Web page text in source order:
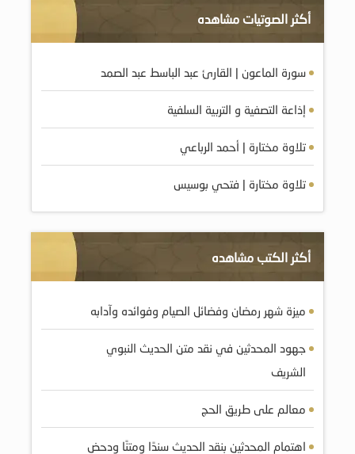
أكثر الصوتيات مشاهده
سورة الماعون | القارئ عبد الباسط عبد الصمد
إذاعة التصفية و التربية السلفية
تلاوة مختارة | أحمد الرباعي
تلاوة مختارة | فتحي بوسيس
أكثر الكتب مشاهده
ميزة شهر رمضان وفضائل الصيام وفوائده وآدابه
جهود المحدثين في نقد متن الحديث النبوي
الشريف
معالم على طريق الحج
اهتمام المحدثين بنقد الحديث سندًا ومتنًا ودحض